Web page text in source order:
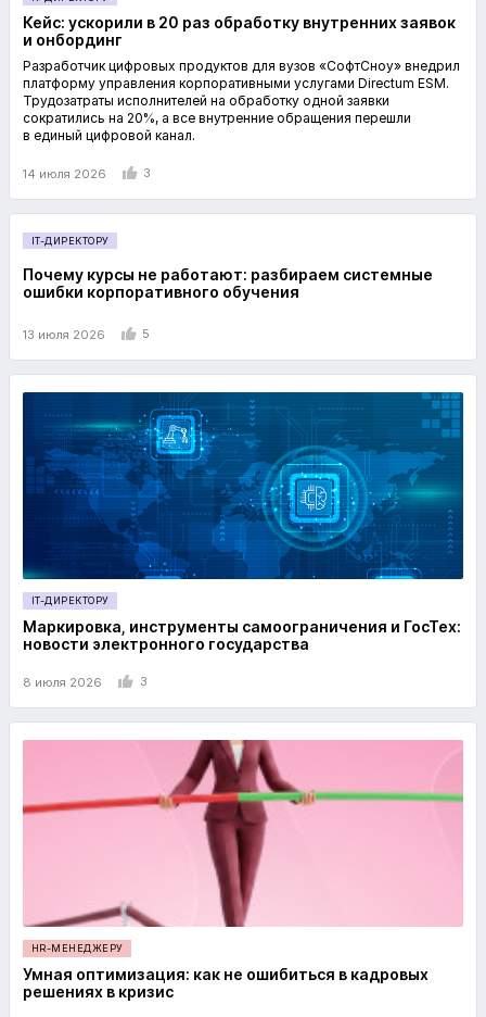
Кейс: ускорили в 20 раз обработку внутренних заявок
и онбординг
Разработчик цифровых продуктов для вузов «СофтСноу» внедрил
платформу управления корпоративными услугами Directum ESM.
Трудозатраты исполнителей на обработку одной заявки
сократились на 20%, а все внутренние обращения перешли
в единый цифровой канал.
14 июля 2026 3
IT-ДИРЕКТОРУ
Почему курсы не работают: разбираем системные
ошибки корпоративного обучения
13 июля 2026 5
IT-ДИРЕКТОРУ
Маркировка, инструменты самоограничения и ГосТех:
новости электронного государства
8 июля 2026 3
HR-МЕНЕДЖЕРУ
Умная оптимизация: как не ошибиться в кадровых
решениях в кризис